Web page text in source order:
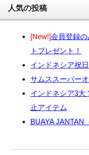
人気の投稿
[New!]会員登録
トプレゼント！
インドネシア祝
サムススーパー
インドネシア3大
止アイテム
BUAYA